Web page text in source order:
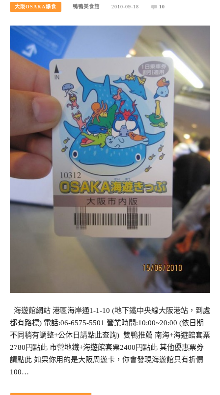
大阪OSAKA爆食 鴨鴨美食館 2010-09-18 10
海遊館網站 港區海岸通1-1-10 (地下鐵中央線大阪港站，到處
都有路標) 電話:06-6575-5501 營業時間:10:00~20:00 (依日期
不同稍有調整+公休日請點此查詢) 雙鴨推薦 南海+海遊館套票
2780円點此 市營地鐵+海遊館套票2400円點此 其他優惠票券
請點此 如果你用的是大阪周遊卡，你會發現海遊館只有折價
100…